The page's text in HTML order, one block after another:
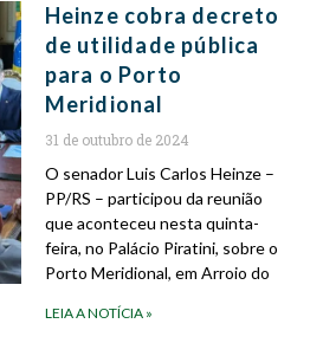
Heinze cobra decreto
de utilidade pública
para o Porto
Meridional
31 de outubro de 2024
O senador Luis Carlos Heinze –
PP/RS – participou da reunião
que aconteceu nesta quinta-
feira, no Palácio Piratini, sobre o
Porto Meridional, em Arroio do
LEIA A NOTÍCIA »